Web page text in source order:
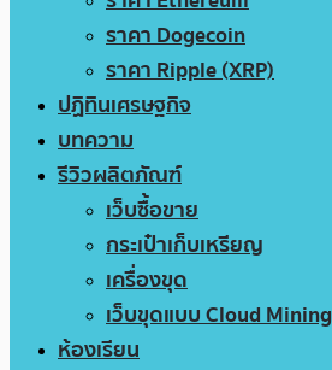
ราคา Dogecoin
ราคา Ripple (XRP)
ปฏิทินเศรษฐกิจ
บทความ
รีวิวผลิตภัณฑ์
เว็บซื้อขาย
กระเป๋าเก็บเหรียญ
เครื่องขุด
เว็บขุดแบบ Cloud Mining
ห้องเรียน